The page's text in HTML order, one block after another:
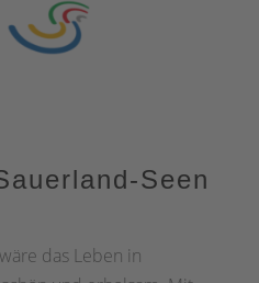
Seen
wäre das Leben in